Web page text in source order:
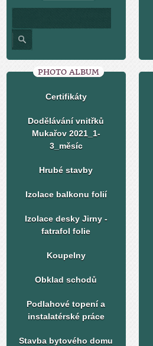
PHOTO ALBUM
Certifikáty
Dodělávání vnitřků
Mukařov 2021_1-
3_měsíc
Hrubé stavby
Izolace balkonu folií
Izolace desky Jirny -
fatrafol folie
Koupelny
Obklad schodů
Podlahové topení a
instalatérské práce
Stavba bytového domu